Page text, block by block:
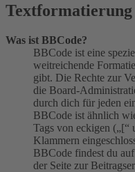
Textformatierung
Was ist BBCode?
BBCode ist eine
weitreichende
gibt. Die Rechte zur
die Board-
durch dich für jeden
BBCode ist ähnlich
Tags von eckigen („[“
Klammern
BBCode findest du
der Seite zur